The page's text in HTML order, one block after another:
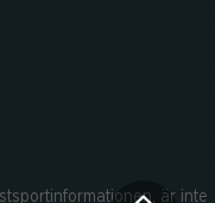
är inte